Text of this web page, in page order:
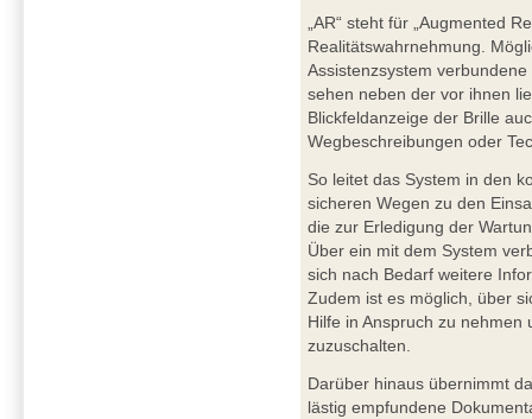
„AR“ steht für „Augmented
Realitätswahrnehmung.
Assistenzsystem
sehen neben der vor ihnen
Blickfeldanzeige der Brille
Wegbeschreibungen oder
So leitet das System in den
sicheren Wegen zu den
die zur Erledigung der
Über ein mit dem System
sich nach Bedarf weitere
Zudem ist es möglich, über
Hilfe in Anspruch zu nehmen
zuzuschalten.
Darüber hinaus übernimmt
lästig empfundene